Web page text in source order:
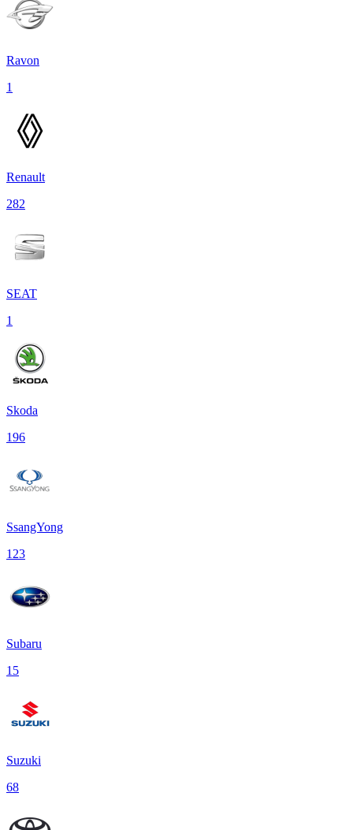
Ravon
1
Renault
282
SEAT
1
Skoda
196
SsangYong
123
Subaru
15
Suzuki
68